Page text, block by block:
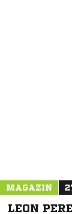
MAGAZIN
LEON